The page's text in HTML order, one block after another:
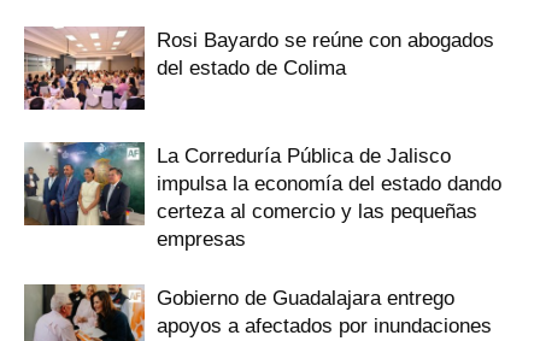
Rosi Bayardo se reúne con abogados
del estado de Colima
La Correduría Pública de Jalisco
impulsa la economía del estado dando
certeza al comercio y las pequeñas
empresas
Gobierno de Guadalajara entrego
apoyos a afectados por inundaciones